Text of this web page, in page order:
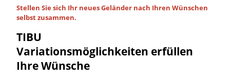
Stellen Sie sich Ihr neues Geländer nach Ihren Wünschen
selbstzusammen.
TIBU
Variationsmöglichkeiten erfüllen
Ihre Wünsche